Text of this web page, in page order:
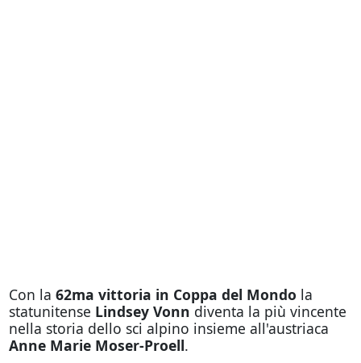
Con la 62ma vittoria in Coppa del Mondo la
statunitense Lindsey Vonn diventa la più vincente
nella storia dello sci alpino insieme all'austriaca
Anne Marie Moser-Proell.